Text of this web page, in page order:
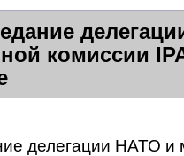
комиссии
делегации НАТО и